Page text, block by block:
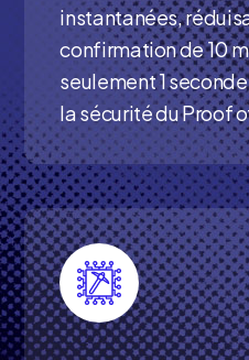
instantanées,
confirmation de 10
seulement 1
la sécurité du Proof